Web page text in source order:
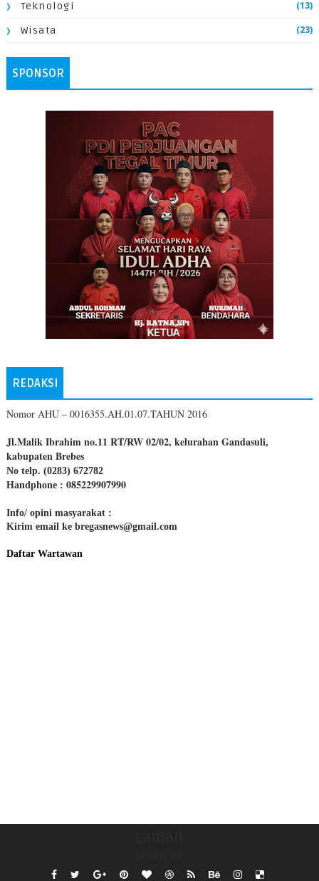
Teknologi (13)
Wisata (23)
SPONSOR
REDAKSI
Nomor AHU – 0016355.AH.01.07.TAHUN 2016
Jl.Malik Ibrahim no.11 RT/RW 02/02, kelurahan Gandasuli,
kabupaten Brebes
No telp. (0283) 672782
Handphone : 085229907990
Info/ opini masyarakat :
Kirim email ke bregasnews@gmail.com
Daftar Wartawan